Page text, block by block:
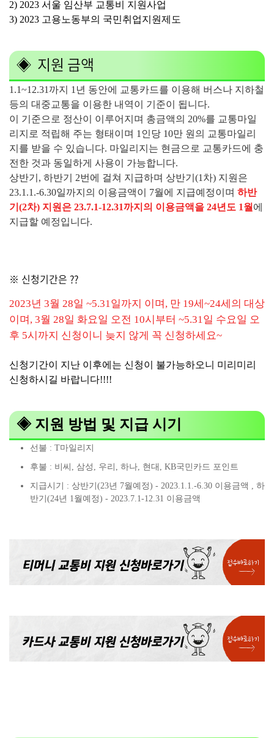
2) 2023 서울 임산부 교통비 지원사업
3) 2023 고용노동부의 국민취업지원제도
◈ 지원 금액
1.1~12.31까지 1년 동안에 교통카드를 이용해 버스나 지하철
등의 대중교통을 이용한 내역이 기준이 됩니다.
이 기준으로 정산이 이루어지며 총금액의 20%를 교통마일
리지로 적립해 주는 형태이며 1인당 10만 원의 교통마일리
지를 받을 수 있습니다. 마일리지는 현금으로 교통카드에 충
전한 것과 동일하게 사용이 가능합니다.
상반기, 하반기 2번에 걸쳐 지급하며 상반기(1차) 지원은
23.1.1.-6.30일까지의 이용금액이 7월에 지급예정이며 하반
기(2차) 지원은 23.7.1-12.31까지의 이용금액을 24년도 1월 에
지급할 예정입니다.
※ 신청기간은 ??
2023년 3월 28일 ~5.31일까지 이며, 만 19세~24세의 대상
이며, 3월 28일 화요일 오전 10시부터 ~5.31일 수요일 오
후 5시까지 신청이니 늦지 않게 꼭 신청하세요~
신청기간이 지난 이후에는 신청이 불가능하오니 미리미리
신청하시길 바랍니다!!!!
◈ 지원 방법 및 지급 시기
선불 : T마일리지
후불 : 비씨, 삼성, 우리, 하나, 현대, KB국민카드 포인트
지급시기 : 상반기(23년 7월예정) - 2023.1.1.-6.30 이용금액 , 하
반기(24년 1월예정) - 2023.7.1-12.31 이용금액